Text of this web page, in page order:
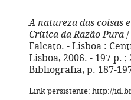
A natureza das coisas
Crítica da Razão Pura /
Falcato. - Lisboa :
Lisboa, 2006. - 197 p.
Bibliografia, p. 187-
Link persistente: http://